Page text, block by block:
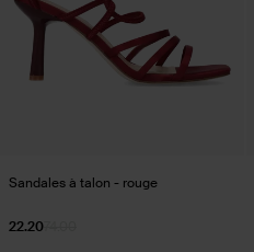
Sandales à talon - rouge
22.20